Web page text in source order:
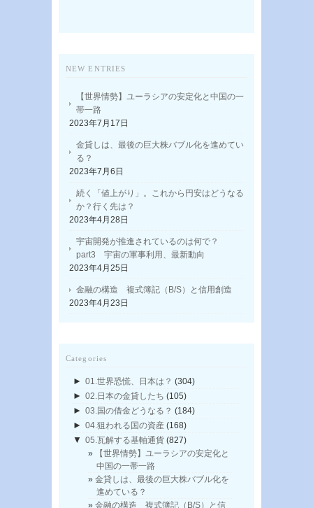
NEW ENTRIES
【世界情勢】ユーラシアの安定化と中国の一
帯一路
2023年7月17日
金貸しは、最後の巨大株バブル化を進めてい
る？
2023年7月6日
続く「値上がり」。これから円安はどうなる
か？行く先は？
2023年4月28日
宇宙開発が推進されているのは何で？
part3 宇宙の軍事利用、最新動向
2023年4月25日
金融の構造 複式簿記（B/S）と信用創造
2023年4月23日
Categories
► 01.世界恐慌、日本は？ (304)
► 02.日本の金貸したち (105)
► 03.国の借金どうなる？ (184)
► 04.狙われる国の資産 (168)
▼ 05.瓦解する基軸通貨 (827)
【世界情勢】ユーラシアの安定化と
中国の一帯一路
金貸しは、最後の巨大株バブル化を
進めている？
金融の構造 複式簿記（B/S）と信